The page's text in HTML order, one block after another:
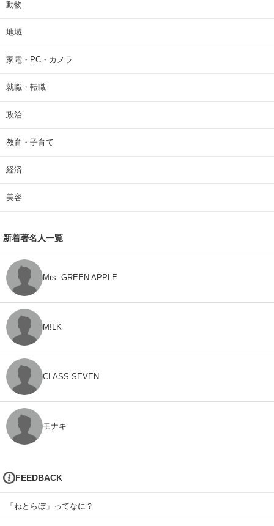
動物
地域
家電・PC・カメラ
就職・転職
政治
教育・子育て
経済
美容
新着著名人一覧
Mrs. GREEN APPLE
M!LK
CLASS SEVEN
モナキ
FEEDBACK
「ねとらぼ」ってなに？